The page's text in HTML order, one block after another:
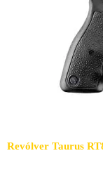
Revólver Taurus